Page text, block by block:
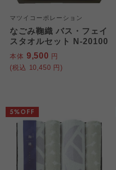
マツイコーポレーション
なごみ鞠織 バス・フェイ
スタオルセット N-20100
本体 9,500 円
(税込 10,450 円)
5%OFF